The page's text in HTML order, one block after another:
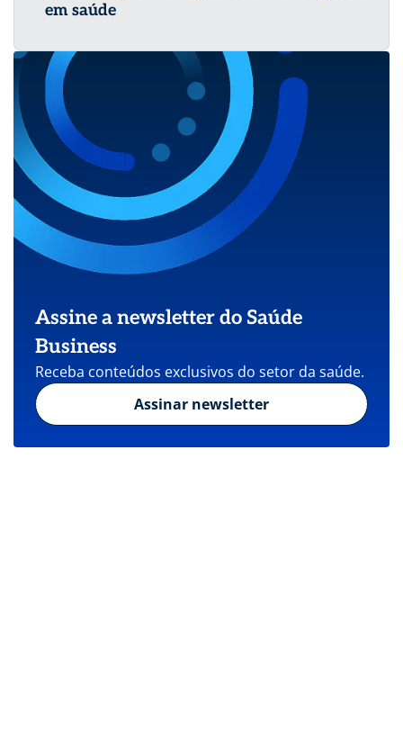
em saúde
Assine a newsletter do Saúde
Business
Receba conteúdos exclusivos do setor da saúde.
Assinar newsletter